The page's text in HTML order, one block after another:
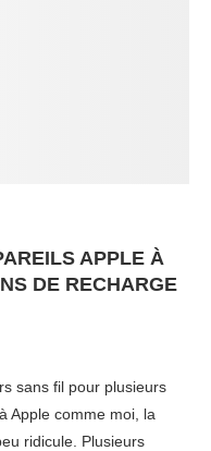
APPLE À
DE RECHARGE
sans fil pour plusieurs
Apple comme moi, la
ridicule. Plusieurs